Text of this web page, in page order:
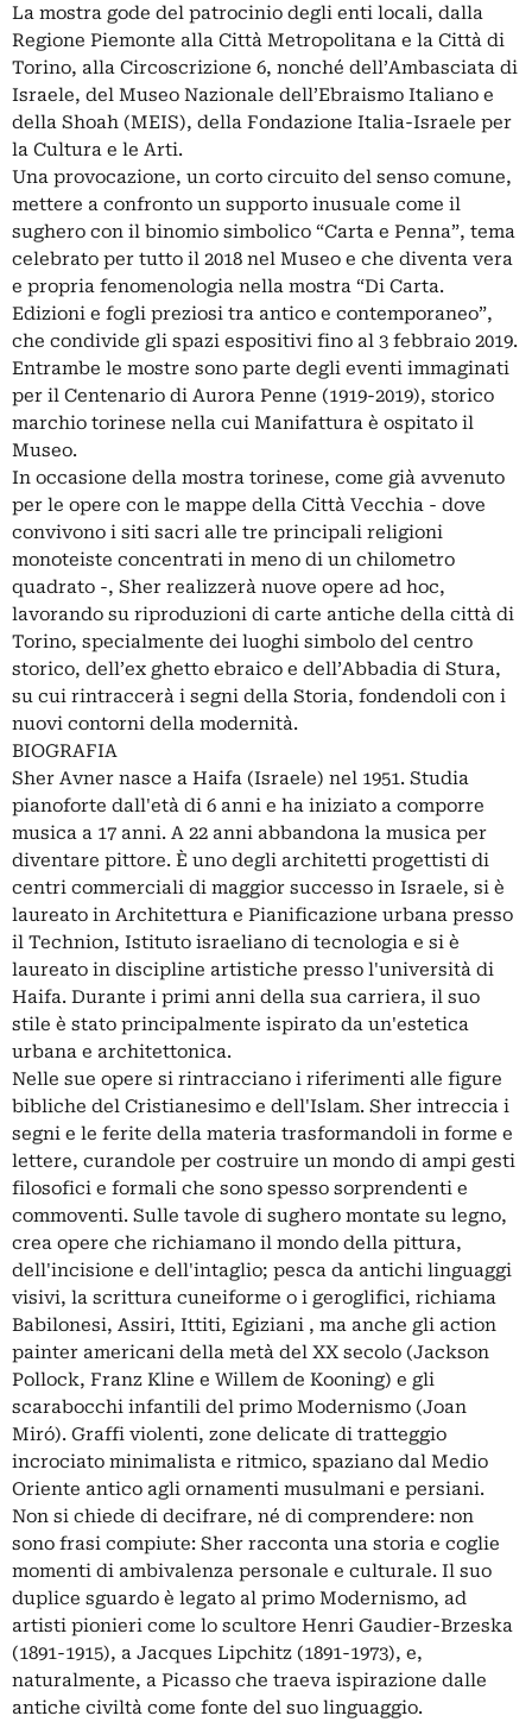
La mostra gode del patrocinio degli enti locali, dalla
Regione Piemonte alla Città Metropolitana e la Città di
Torino, alla Circoscrizione 6, nonché dell’Ambasciata di
Israele, del Museo Nazionale dell’Ebraismo Italiano e
della Shoah (MEIS), della Fondazione Italia-Israele per
la Cultura e le Arti.
Una provocazione, un corto circuito del senso comune,
mettere a confronto un supporto inusuale come il
sughero con il binomio simbolico “Carta e Penna”, tema
celebrato per tutto il 2018 nel Museo e che diventa vera
e propria fenomenologia nella mostra “Di Carta.
Edizioni e fogli preziosi tra antico e contemporaneo”,
che condivide gli spazi espositivi fino al 3 febbraio 2019.
Entrambe le mostre sono parte degli eventi immaginati
per il Centenario di Aurora Penne (1919-2019), storico
marchio torinese nella cui Manifattura è ospitato il
Museo.
In occasione della mostra torinese, come già avvenuto
per le opere con le mappe della Città Vecchia - dove
convivono i siti sacri alle tre principali religioni
monoteiste concentrati in meno di un chilometro
quadrato -, Sher realizzerà nuove opere ad hoc,
lavorando su riproduzioni di carte antiche della città di
Torino, specialmente dei luoghi simbolo del centro
storico, dell’ex ghetto ebraico e dell’Abbadia di Stura,
su cui rintraccerà i segni della Storia, fondendoli con i
nuovi contorni della modernità.
BIOGRAFIA
Sher Avner nasce a Haifa (Israele) nel 1951. Studia
pianoforte dall'età di 6 anni e ha iniziato a comporre
musica a 17 anni. A 22 anni abbandona la musica per
diventare pittore. È uno degli architetti progettisti di
centri commerciali di maggior successo in Israele, si è
laureato in Architettura e Pianificazione urbana presso
il Technion, Istituto israeliano di tecnologia e si è
laureato in discipline artistiche presso l'università di
Haifa. Durante i primi anni della sua carriera, il suo
stile è stato principalmente ispirato da un'estetica
urbana e architettonica.
Nelle sue opere si rintracciano i riferimenti alle figure
bibliche del Cristianesimo e dell'Islam. Sher intreccia i
segni e le ferite della materia trasformandoli in forme e
lettere, curandole per costruire un mondo di ampi gesti
filosofici e formali che sono spesso sorprendenti e
commoventi. Sulle tavole di sughero montate su legno,
crea opere che richiamano il mondo della pittura,
dell'incisione e dell'intaglio; pesca da antichi linguaggi
visivi, la scrittura cuneiforme o i geroglifici, richiama
Babilonesi, Assiri, Ittiti, Egiziani , ma anche gli action
painter americani della metà del XX secolo (Jackson
Pollock, Franz Kline e Willem de Kooning) e gli
scarabocchi infantili del primo Modernismo (Joan
Miró). Graffi violenti, zone delicate di tratteggio
incrociato minimalista e ritmico, spaziano dal Medio
Oriente antico agli ornamenti musulmani e persiani.
Non si chiede di decifrare, né di comprendere: non
sono frasi compiute: Sher racconta una storia e coglie
momenti di ambivalenza personale e culturale. Il suo
duplice sguardo è legato al primo Modernismo, ad
artisti pionieri come lo scultore Henri Gaudier-Brzeska
(1891-1915), a Jacques Lipchitz (1891-1973), e,
naturalmente, a Picasso che traeva ispirazione dalle
antiche civiltà come fonte del suo linguaggio.